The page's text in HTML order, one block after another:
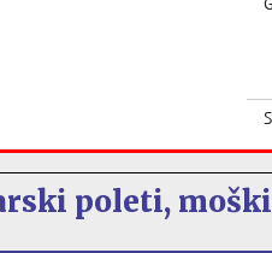
poleti, moški